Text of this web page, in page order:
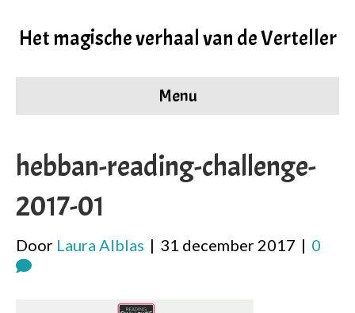
Het magische verhaal van de Verteller
Menu
hebban-reading-challenge-
2017-01
Door Laura Alblas | 31 december 2017 | 0